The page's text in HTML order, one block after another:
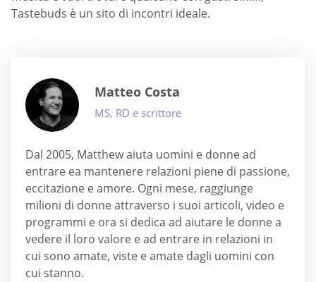
Tastebuds è un sito di incontri ideale.
Matteo Costa
MS, RD e scrittore
Dal 2005, Matthew aiuta uomini e donne ad
entrare ea mantenere relazioni piene di passione,
eccitazione e amore. Ogni mese, raggiunge
milioni di donne attraverso i suoi articoli, video e
programmi e ora si dedica ad aiutare le donne a
vedere il loro valore e ad entrare in relazioni in
cui sono amate, viste e amate dagli uomini con
cui stanno.